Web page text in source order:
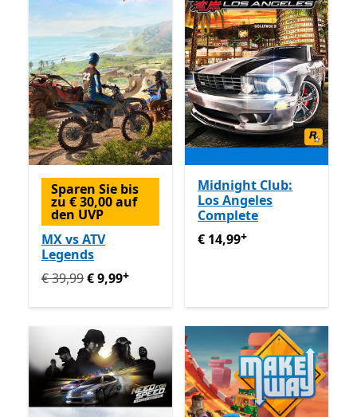
Sparen Sie bis
zu € 30,00 auf
den UVP
MX vs ATV
Legends
Ursprünglich € 39,99 jetzt € 9,99
€ 39,99€ 9,99+
Midnight Club:
Los Angeles
Complete
€ 14,99Enthält In-App-
€ 14,99+